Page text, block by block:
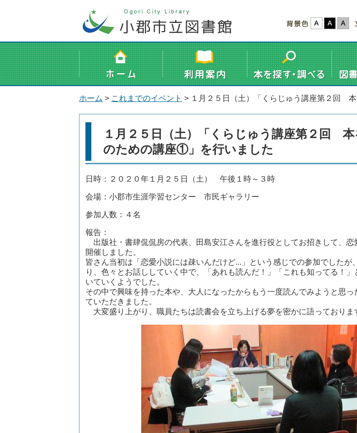
ホーム > これまでのイベント > １月２５日（土）「くらじゅう講座第２回
１月２５日（土）「くらじゅう講座第２回
のための講座①」を行いました
日時：２０２０年１月２５日（土） 午後１時～３時
会場：小郡市生涯学習センター 市民ギャラリー
参加人数：４名
報告：
出版社・書肆侃侃房の代表、田島安江さんを進行役としてお招きして、恋
開催しました。
皆さん当初は「恋愛小説には疎いんだけど...」という感じでの参加でしたが
り、色々とお話ししていく中で、「あれも読んだ！」「これも知ってる！」
いていくようでした。
その中で興味を持った本や、大人になったからもう一度読んでみようと思っ
ていただきました。
大変盛り上がり、職員たちは読書会を立ち上げる夢を密かに語っておりま